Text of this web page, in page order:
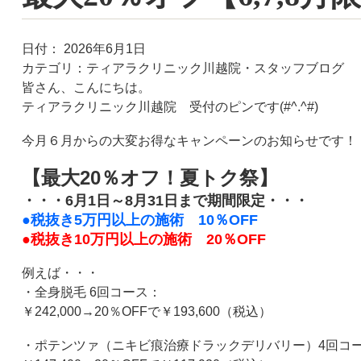
日付：
2026年6月1日
カテゴリ： ティアラクリニック川越院・スタッフブログ
皆さん、こんにちは。
ティアラクリニック川越院 受付のピンです(#^.^#)
今月６月からの大変お得なキャンペーンのお知らせです！
【最大20％オフ！夏トク祭】
・・・ 6月 1日～8月 31日まで期間限定・・・
●税抜き5万円以上の施術 10％OFF
●税抜き 10万円以上の施術 20％OFF
例えば・・・
・全身脱毛6回コース：
￥ 242,000→20％OFFで￥ 193,600（税込）
・ポテンツァ（ニキビ痕治療ドラックデリバリー） 4回コ